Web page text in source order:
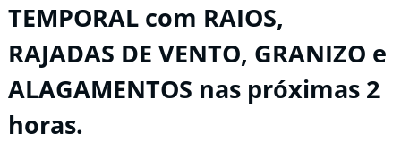
TEMPORAL com RAIOS,
RAJADAS DE VENTO, GRANIZO e
ALAGAMENTOS nas próximas 2
horas.